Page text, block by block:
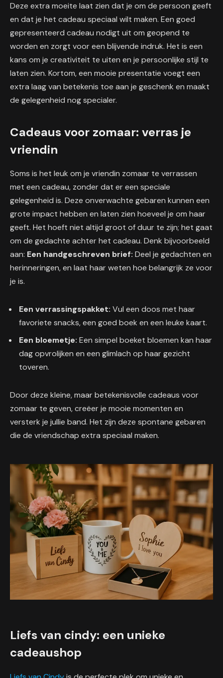
Deze extra moeite laat zien dat je om de persoon geeft
en dat je het cadeau speciaal wilt maken. Een goed
gepresenteerd cadeau nodigt uit om geopend te
worden en zorgt voor een blijvende indruk. Het is een
kans om je creativiteit te uiten en je persoonlijke stijl te
laten zien. Kortom, een mooie presentatie voegt een
extra laag van betekenis toe aan je geschenk en maakt
de gelegenheid nog specialer.
Cadeaus voor zomaar: verras je
vriendin
Soms is het leuk om je vriendin zomaar te verrassen
met een cadeau, zonder dat er een speciale
gelegenheid is. Deze onverwachte gebaren kunnen een
grote impact hebben en laten zien hoeveel je om haar
geeft. Het hoeft niet altijd groot of duur te zijn; het gaat
om de gedachte achter het cadeau. Denk bijvoorbeeld
aan: Een handgeschreven brief: Deel je gedachten en
herinneringen, en laat haar weten hoe belangrijk ze voor
je is.
Een verrassingspakket: Vul een doos met haar
favoriete snacks, een goed boek en een leuke kaart.
Een bloemetje: Een simpel boeket bloemen kan haar
dag opvrolijken en een glimlach op haar gezicht
toveren.
Door deze kleine, maar betekenisvolle cadeaus voor
zomaar te geven, creëer je mooie momenten en
versterk je jullie band. Het zijn deze spontane gebaren
die de vriendschap extra speciaal maken.
Liefs van cindy: een unieke
cadeaushop